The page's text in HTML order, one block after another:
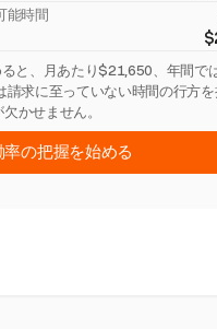
能時間
と、月あたり$21,650、年間で
求に至っていない時間の行方
かせません。
の把握を始める